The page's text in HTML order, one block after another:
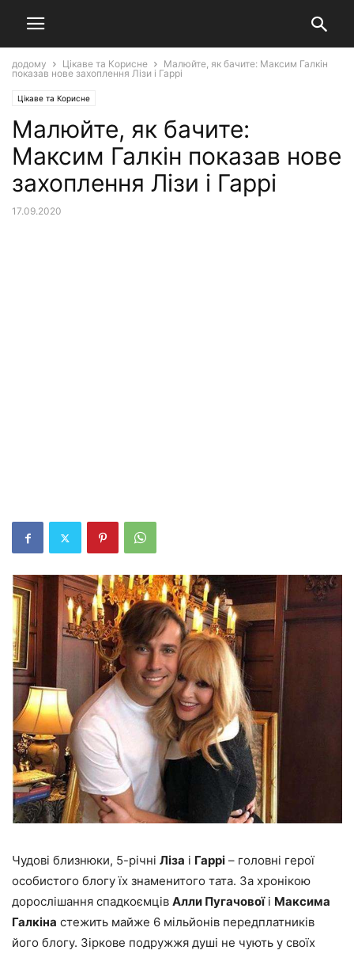
додому Цікаве та Корисне
Малюйте, як бачите: Максим Галкін
показав нове захоплення Лізи і Гаррі
Цікаве та Корисне
Малюйте, як бачите:
Максим Галкін показав нове
захоплення Лізи і Гаррі
17.09.2020
Чудові близнюки, 5-річні Ліза і Гаррі – головні герої
особистого блогу їх знаменитого тата. За хронікою
дорослішання спадкоємців Алли Пугачовоїі Максима
Галкіна стежить майже 6 мільйонів передплатників
його блогу. Зіркове подружжя душі не чують у своїх